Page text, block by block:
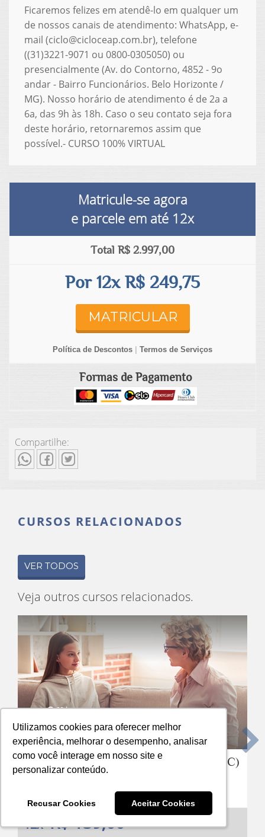
Utilizamos cookies para oferecer melhor
experiência, melhorar o desempenho, analisar
como você interage em nosso site e
personalizar conteúdo.
Recusar Cookies Aceitar Cookies
Utilizamos cookies para oferecer melhor
experiência, melhorar o desempenho, analisar
como você interage em nosso site e
personalizar conteúdo.
Recusar Cookies Aceitar Cookies
Ficaremos felizes em atendê-lo em qualquer um
de nossos canais de atendimento: WhatsApp, e-
mail (ciclo@cicloceap.com.br), telefone
((31)3221-9071 ou 0800-0305050) ou
presencialmente (Av. do Contorno, 4852 - 9o
andar - Bairro Funcionários. Belo Horizonte /
MG). Nosso horário de atendimento é de 2a a
6a, das 9h às 18h. Caso o seu contato seja fora
deste horário, retornaremos assim que
possível.- CURSO 100% VIRTUAL
Matricule-se agora
e parcele em até 12x
Total R$ 2.997,00
Por 12x R$ 249,75
MATRICULAR
Política de Descontos | Termos de Serviços
Formas de Pagamento
Compartilhe:
CURSOS RELACIONADOS
VER TODOS
Veja outros cursos relacionados.
60 horas
Terapia Cognitivo Comportamental (TCC)
para Crianças e Adolescentes
12xR$ 139,00
Anterior